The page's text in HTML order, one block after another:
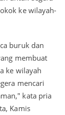
ke wilayah-
buruk dan
membuat
ke wilayah
mencari
kata pria
Kamis